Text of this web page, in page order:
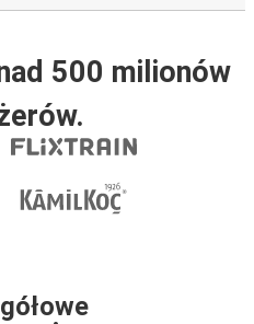
500 milionów